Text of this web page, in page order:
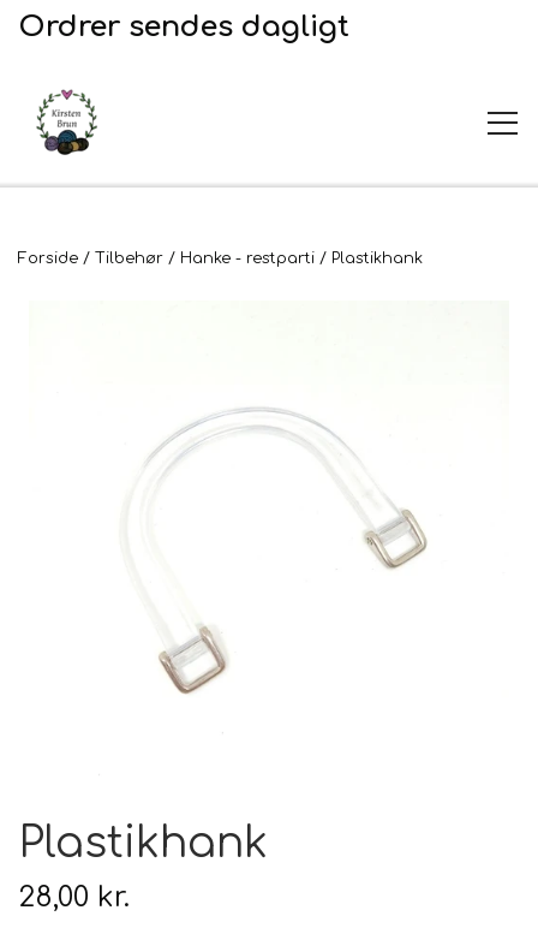
Ordrer sendes dagligt
UDSALG
Broderi
Hanke - restparti
Tyngdefyld af genbrugsplast
Strikketid
Forside Tilbehør Hanke - restparti Plastikhank
Plastikhank
28,00 kr.